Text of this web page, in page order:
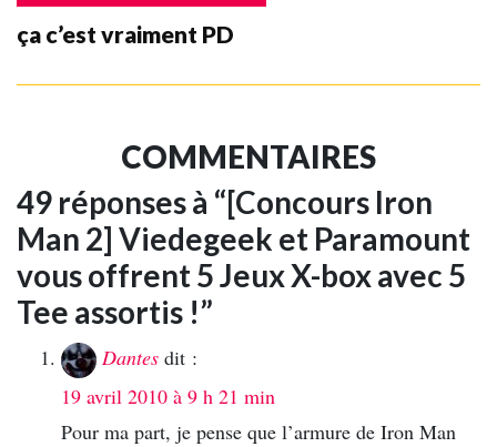
ça c’est vraiment PD
COMMENTAIRES
49 réponses à “[Concours Iron
Man 2] Viedegeek et Paramount
vous offrent 5 Jeux X-box avec 5
Tee assortis !”
Dantes dit :
19 avril 2010 à 9 h 21 min
Pour ma part, je pense que l’armure de Iron Man